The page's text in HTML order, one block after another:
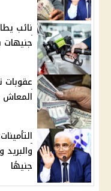
جنيهات
المعاش
جنيهًا